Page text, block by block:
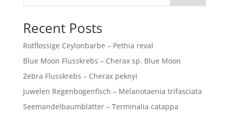
Recent Posts
Rotflossige Ceylonbarbe – Pethia reval
Blue Moon Flusskrebs – Cherax sp. Blue Moon
Zebra Flusskrebs – Cherax peknyi
Juwelen Regenbogenfisch – Melanotaenia trifasciata
Seemandelbaumblätter – Terminalia catappa